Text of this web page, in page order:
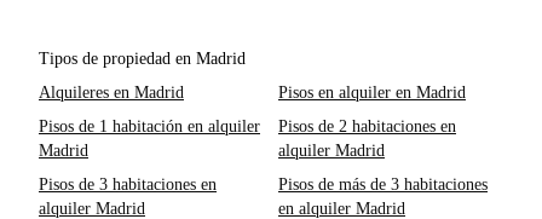
Tipos de propiedad en Madrid
Alquileres en Madrid
Pisos en alquiler en Madrid
Pisos de 1 habitación en alquiler
Madrid
Pisos de 2 habitaciones en
alquiler Madrid
Pisos de 3 habitaciones en
alquiler Madrid
Pisos de más de 3 habitaciones
en alquiler Madrid